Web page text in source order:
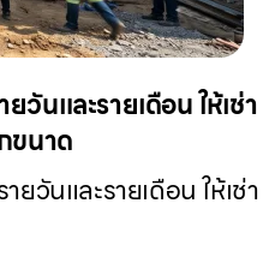
วันและรายเดือน ให้เช่า
ขนาด
วันและรายเดือน ให้เช่า